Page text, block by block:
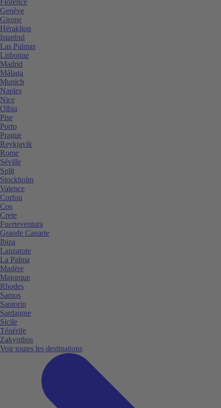
Genève
Girone
Héraklion
Istanbul
Las Palmas
Lisbonne
Madrid
Málaga
Munich
Naples
Nice
Olbia
Pise
Porto
Prague
Reykjavik
Rome
Séville
Split
Stockholm
Valence
Corfou
Cos
Crete
Fuerteventura
Grande Canarie
Ibiza
Lanzarote
La Palma
Madère
Majorque
Rhodes
Samos
Santorin
Sardaigne
Sicile
Ténérife
Zakynthos
Voir toutes les destinations